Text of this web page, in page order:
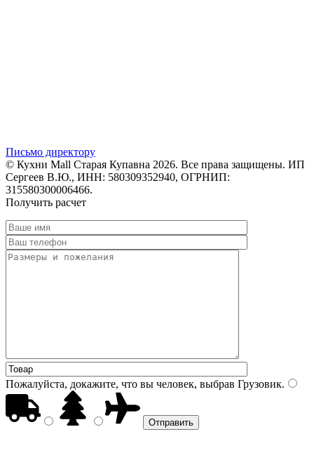
Письмо директору
© Кухни Mall Старая Купавна 2026. Все права защищены. ИП
Сергеев В.Ю., ИНН: 580309352940, ОГРНИП:
315580300006466.
Получить расчет
Пожалуйста, докажите, что вы человек, выбрав Грузовик.